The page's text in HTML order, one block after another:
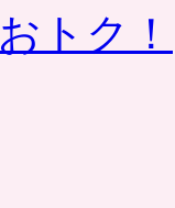
トク！